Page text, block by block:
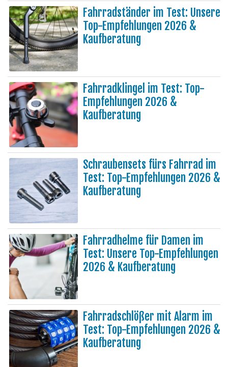
Fahrradständer im Test: Unsere
Top-Empfehlungen 2026 &
Kaufberatung
Fahrradklingel im Test: Top-
Empfehlungen 2026 &
Kaufberatung
Schraubensets fürs Fahrrad im
Test: Top-Empfehlungen 2026 &
Kaufberatung
Fahrradhelme für Damen im
Test: Unsere Top-Empfehlungen
2026 & Kaufberatung
Fahrradschlößer mit Alarm im
Test: Top-Empfehlungen 2026 &
Kaufberatung